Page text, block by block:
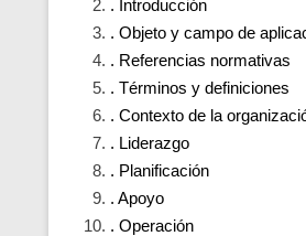
. Introducción
. Objeto y campo de
. Referencias normativas
. Términos y definiciones
. Contexto de la
. Liderazgo
. Planificación
. Apoyo
. Operación